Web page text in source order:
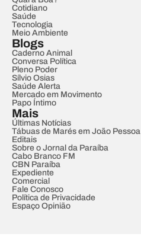
Cotidiano
Saúde
Tecnologia
Meio Ambiente
Blogs
Caderno Animal
Conversa Política
Pleno Poder
Sílvio Osias
Saúde Alerta
Mercado em Movimento
Papo Íntimo
Mais
Últimas Notícias
Tábuas de Marés em João Pessoa
Editais
Sobre o Jornal da Paraíba
Cabo Branco FM
CBN Paraíba
Expediente
Comercial
Fale Conosco
Política de Privacidade
Espaço Opinião